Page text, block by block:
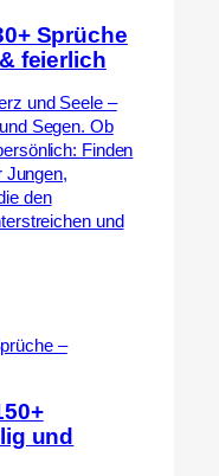
Sprüche
feierlich
und Seele –
Segen. Ob
Finden
Jungen,
den
und
und